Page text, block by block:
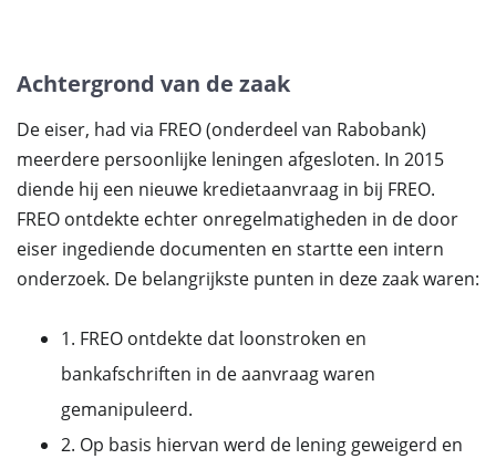
Achtergrond van de zaak
De eiser, had via FREO (onderdeel van Rabobank)
meerdere persoonlijke leningen afgesloten. In 2015
diende hij een nieuwe kredietaanvraag in bij FREO.
FREO ontdekte echter onregelmatigheden in de door
eiser ingediende documenten en startte een intern
onderzoek. De belangrijkste punten in deze zaak waren:
1. FREO ontdekte dat loonstroken en
bankafschriften in de aanvraag waren
gemanipuleerd.
2. Op basis hiervan werd de lening geweigerd en